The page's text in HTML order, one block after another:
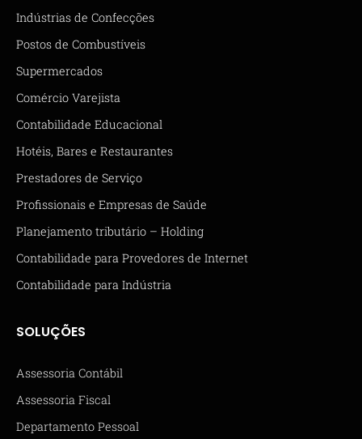
Indústrias de Confecções
Postos de Combustíveis
Supermercados
Comércio Varejista
Contabilidade Educacional
Hotéis, Bares e Restaurantes
Prestadores de Serviço
Profissionais e Empresas de Saúde
Planejamento tributário – Holding
Contabilidade para Provedores de Internet
Contabilidade para Indústria
SOLUÇÕES
Assessoria Contábil
Assessoria Fiscal
Departamento Pessoal